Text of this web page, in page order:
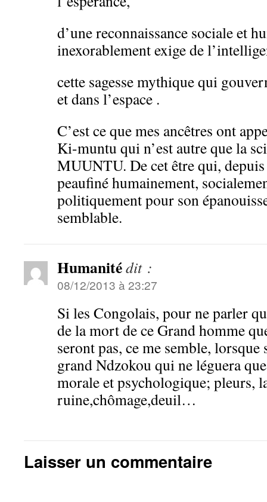
d’une reconnaissance sociale et
inexorablement exige de
cette sagesse mythique qui
et dans l’espace .
C’est ce que mes ancêtres ont
Ki-muntu qui n’est autre que la
MUUNTU. De cet être qui, depuis
peaufiné humainement,
politiquement pour son
semblable.
Humanitédit :
08/12/2013 à 23:27
Si les Congolais, pour ne parler
de la mort de ce Grand homme
seront pas, ce me semble,
grand Ndzokou qui ne léguera
morale et psychologique; pleurs,
ruine,chômage,deuil…
Laisser un commentaire